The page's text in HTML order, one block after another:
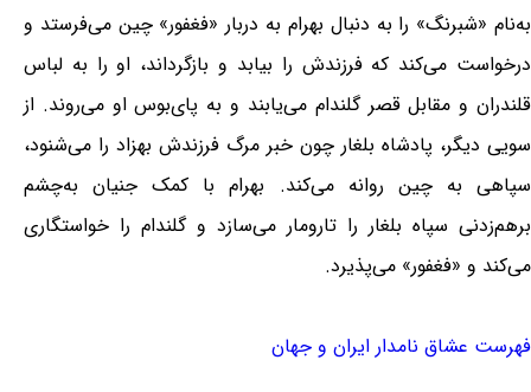
به‌نام «شبرنگ» را به دنبال بهرام به دربار «فغفور» چین می‌فرستد و
درخواست می‌کند که فرزندش را بیابد و بازگرداند، او را به لباس
قلندران و مقابل قصر گلندام می‌یابند و به پای‌بوس او می‌روند. از
سویی دیگر، پادشاه بلغار چون خبر مرگ فرزندش بهزاد را می‌شنود،
سپاهی به چین روانه می‌کند. بهرام با کمک جنیان به‌چشم
برهم‌زدنی سپاه بلغار را تارومار می‌سازد و گلندام را خواستگاری
می‌کند و «فغفور» می‌پذیرد.
فهرست عشاق نامدار ایران و جهان